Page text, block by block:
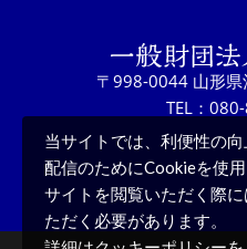
〒998-0044 山形
TEL：
当サイトでは、利便性の
配信のためにCookieを使用
サイトを閲覧いただく際
ただく必要があります。